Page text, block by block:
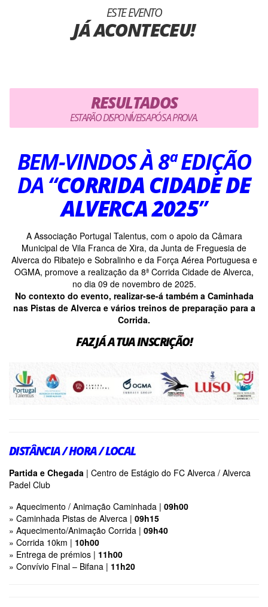
ESTE EVENTO
JÁ ACONTECEU!
RESULTADOS
ESTARÃO DISPONÍVEIS APÓS A PROVA.
BEM-VINDOS À 8ª EDIÇÃO
DA“CORRIDA CIDADE DE
ALVERCA 2025”
A Associação Portugal Talentus, com o apoio da Câmara
Municipal de Vila Franca de Xira, da Junta de Freguesia de
Alverca do Ribatejo e Sobralinho e da Força Aérea Portuguesa e
OGMA, promove a realização da 8ª Corrida Cidade de Alverca,
no dia 09 de novembro de 2025.
No contexto do evento, realizar-se-á também a Caminhada
nas Pistas de Alverca e vários treinos de preparação para a
Corrida.
FAZ JÁ A TUA INSCRIÇÃO!
DISTÂNCIA / HORA / LOCAL
Partida e Chegada | Centro de Estágio do FC Alverca / Alverca
Padel Club
» Aquecimento / Animação Caminhada | 09h00
» Caminhada Pistas de Alverca | 09h15
» Aquecimento/Animação Corrida | 09h40
» Corrida 10km | 10h00
» Entrega de prémios | 11h00
» Convívio Final – Bifana | 11h20